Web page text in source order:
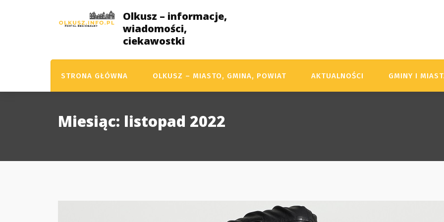
Olkusz – informacje,
wiadomości,
ciekawostki
STRONA GŁÓWNA OLKUSZ – MIASTO, GMINA, POWIAT AKTUALNOŚCI GMINY I
Miesiąc: listopad 2022